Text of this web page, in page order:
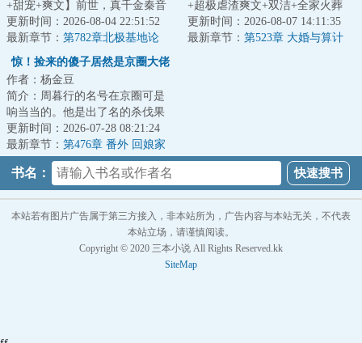
+甜宠+爽文】前世，真千金秦音
认亲回家后拼命讨好付出，渴求
亲情，临死前全...
更新时间：2026-08-04 22:51:52
最新章节： 第782章北极基地论
坛，崔游安有个人密码
+超极虐渣爽文+双洁+全家火葬
场】&lt;br/&gt;【白切黑、貌美绝
伦贵女+禁欲、...
更新时间：2026-08-07 14:11:35
最新章节： 第523章 大婚与算计
惊！捡来的傻子居然是京圈大佬
作者：杨金豆
简介：周暮行的名号在京圈可是
响当当的。他是出了名的杀伐果
断，腹黑无情，在一众兄弟里
面，优秀到让人望...
更新时间：2026-07-28 08:21:24
最新章节： 第476章 番外 回娘家
书名：
本站若有图片广告属于第三方接入，非本站所为，广告内容与本站无关，不代表
本站立场，请谨慎阅读。
Copyright © 2020 三本小说 All Rights Reserved.kk
SiteMap